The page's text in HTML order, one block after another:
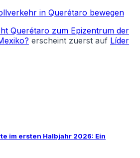
in Querétaro bewegen
Querétaro zum Epizentrum der
erscheint zuerst auf Líder
im ersten Halbjahr 2026: Ein